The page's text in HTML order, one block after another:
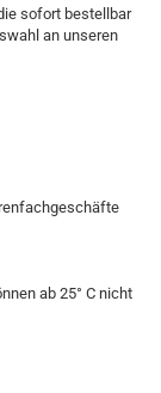
sofort bestellbar
an unseren
ab 25° C nicht